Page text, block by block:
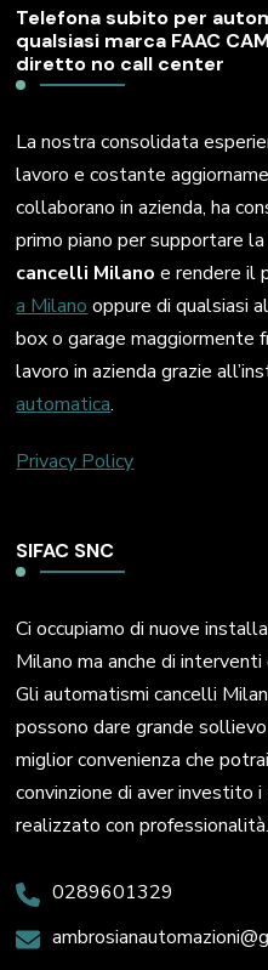
Telefona subito per
qualsiasi marca FAAC
diretto no call center
La nostra consolidata
lavoro e costante
collaborano in azienda, ha
primo piano per supportare
cancelli Milano e rendere il
a Milano oppure di qualsiasi
box o garage maggiormente
lavoro in azienda grazie
automatica.
Privacy Policy
SIFAC SNC
Ci occupiamo di nuove
Milano ma anche di
Gli automatismi cancelli
possono dare grande
miglior convenienza che
convinzione di aver investito
realizzato con
0289601329